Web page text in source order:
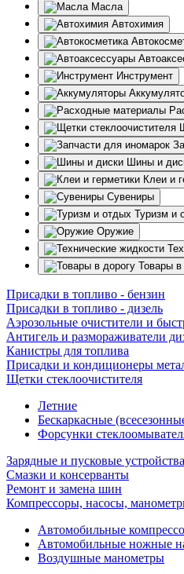
Масла
Автохимия
Инструмент
Шины и
Клеи и
Сувениры
Туризм и
Оружие
Товары в
Присадки в топливо - бензин
Присадки в топливо - дизель
Аэрозольные очистители и
Антигель и размораживатели
Канистры для топлива
Присадки и кондиционеры
Щетки стеклоочистителя
Летние
Бескаркасные
Форсунки
Зарядные и пусковые устройства
Смазки и консерванты
Ремонт и замена шин
Компрессоры, насосы,
Автомобильные
Автомобильные ножные
Воздушные манометры